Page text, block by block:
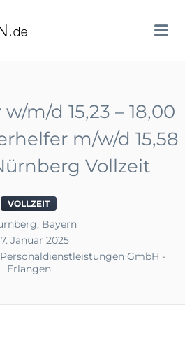
TECHSTELLEN.DE
m/d 15,23 – 18,00
m/w/d 15,58
Vollzeit
VOLLZEIT
Bayern
7. Januar 2025
GmbH -
Erlangen